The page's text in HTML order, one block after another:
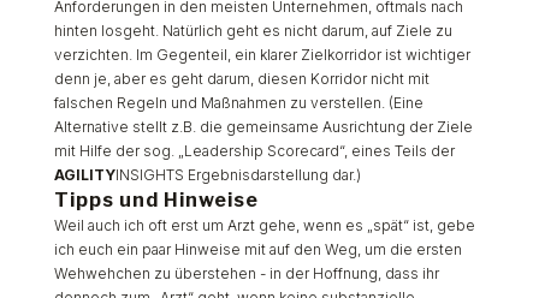
Anforderungen in den meisten Unternehmen, oftmals nach
hinten losgeht. Natürlich geht es nicht darum, auf Ziele zu
verzichten. Im Gegenteil, ein klarer Zielkorridor ist wichtiger
denn je, aber es geht darum, diesen Korridor nicht mit
falschen Regeln und Maßnahmen zu verstellen. (Eine
Alternative stellt z.B. die gemeinsame Ausrichtung der Ziele
mit Hilfe der sog. „Leadership Scorecard“, eines Teils der
AGILITYINSIGHTS Ergebnisdarstellung dar.)
Tipps und Hinweise
Weil auch ich oft erst um Arzt gehe, wenn es „spät“ ist, gebe
ich euch ein paar Hinweise mit auf den Weg, um die ersten
Wehwehchen zu überstehen - in der Hoffnung, dass ihr